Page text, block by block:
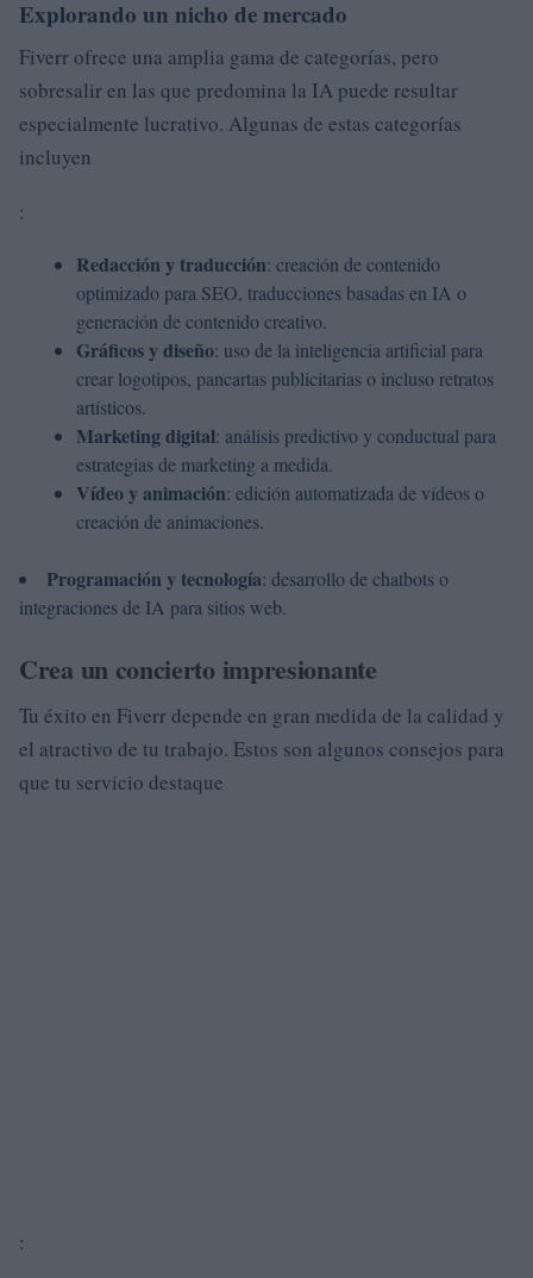
Explorando un nicho de mercado
Fiverr ofrece una amplia gama de categorías, pero
sobresalir en las que predomina la IA puede resultar
especialmente lucrativo. Algunas de estas categorías
incluyen
:
Redacción y traducción: creación de contenido
optimizado para SEO, traducciones basadas en IA o
generación de contenido creativo.
Gráficos y diseño: uso de la inteligencia artificial para
crear logotipos, pancartas publicitarias o incluso retratos
artísticos.
Marketing digital: análisis predictivo y conductual para
estrategias de marketing a medida.
Vídeo y animación: edición automatizada de vídeos o
creación de animaciones.
Programación y tecnología: desarrollo de chatbots o
integraciones de IA para sitios web.
Crea un concierto impresionante
Tu éxito en Fiverr depende en gran medida de la calidad y
el atractivo de tu trabajo. Estos son algunos consejos para
que tu servicio destaque
: